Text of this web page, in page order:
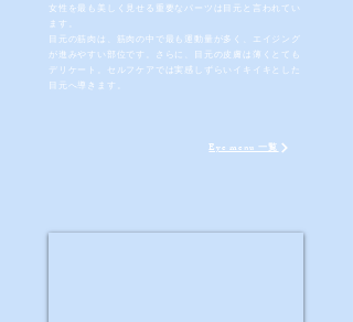
女性を最も美しく見せる重要なパーツは目元と言われてい
ます。
​目元の筋肉は、筋肉の中で最も運動量が多く、エイジング
が進みやすい部位です。さらに、目元の皮膚は薄くとても
デリケート。セルフケアでは実感しずらいイキイキとした
目元へ導きます。
Eye menu 一覧